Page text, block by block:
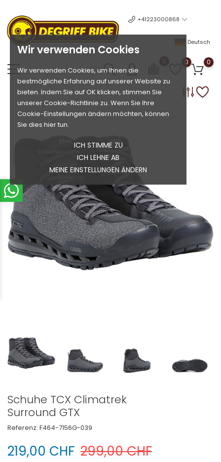
Wir verwenden Cookies
Wir verwenden Cookies, um Ihnen die
bestmögliche Erfahrung auf unserer Website zu
bieten. Indem Sie auf OK klicken, stimmen Sie
unserer Cookie-Richtlinie zu. Wenn Sie Ihre
Cookie-Einstellungen ändern möchten, können
Sie dies hier tun.
ICH STIMME ZU
ICH LEHNE AB
MEINE EINSTELLUNGEN ÄNDERN
+41223000868
Deutsch
0 0
Schuhe TCX Climatrek
Surround GTX
Referenz: F464-7156G-039
219,00 CHF 299,00 CHF